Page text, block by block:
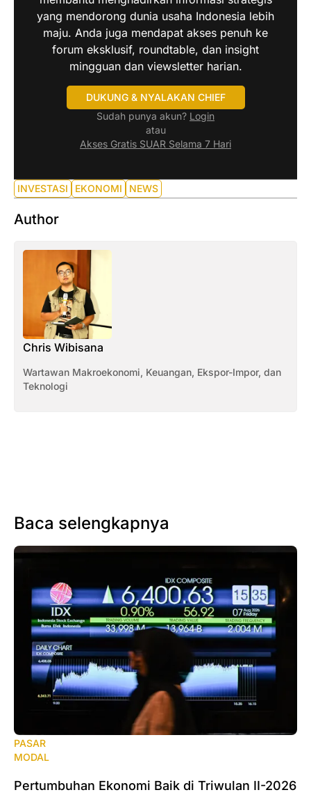
yang mendorong dunia usaha Indonesia lebih
maju. Anda juga mendapat akses penuh ke
forum eksklusif, roundtable, dan insight
mingguan dan viewsletter harian.
DUKUNG & NYALAKAN CHIEF
Sudah punya akun? Login
atau
Akses Gratis SUAR Selama 7 Hari
INVESTASI EKONOMI NEWS
Author
Chris Wibisana
Wartawan Makroekonomi, Keuangan, Ekspor-Impor, dan
Teknologi
Baca selengkapnya
PASAR
MODAL
‎Pertumbuhan Ekonomi Baik di Triwulan II-2026